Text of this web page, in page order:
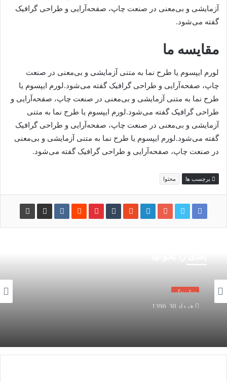
آزمایشی و بی‌معنی در صنعت چاپ، صفحه‌آرایی و طراحی گرافیک
گفته می‌شود.
مقایسه ما
لورم ایپسوم یا طرح‌ نما به متنی آزمایشی و بی‌معنی در صنعت
چاپ، صفحه‌آرایی و طراحی گرافیک گفته می‌شود.لورم ایپسوم یا
طرح‌ نما به متنی آزمایشی و بی‌معنی در صنعت چاپ، صفحه‌آرایی و
طراحی گرافیک گفته می‌شود.لورم ایپسوم یا طرح‌ نما به متنی
آزمایشی و بی‌معنی در صنعت چاپ، صفحه‌آرایی و طراحی گرافیک
گفته می‌شود.لورم ایپسوم یا طرح‌ نما به متنی آزمایشی و بی‌معنی
در صنعت چاپ، صفحه‌آرایی و طراحی گرافیک گفته می‌شود.
برچسب ها محتوا
سبک زندگی
خرداد 30, 1396